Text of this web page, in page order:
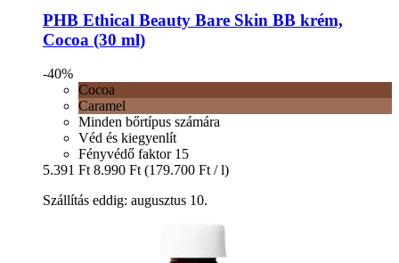
PHB Ethical Beauty Bare Skin BB krém,
Cocoa (30 ml)
-40%
Cocoa
Caramel
Minden bőrtípus számára
Véd és kiegyenlít
Fényvédő faktor 15
5.391 Ft 8.990 Ft (179.700 Ft / l)
Szállítás eddig: augusztus 10.